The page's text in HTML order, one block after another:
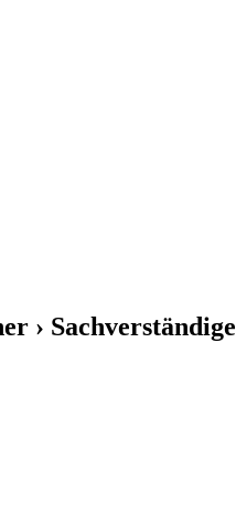
› Sachverständige